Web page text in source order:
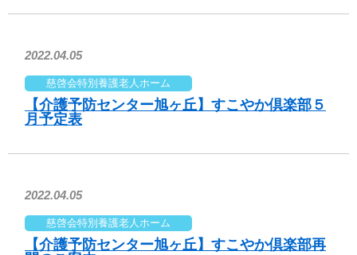
2022.04.05
慈啓会特別養護老人ホーム
【介護予防センター旭ヶ丘】すこやか倶楽部５
月予定表
2022.04.05
慈啓会特別養護老人ホーム
【介護予防センター旭ヶ丘】すこやか倶楽部再